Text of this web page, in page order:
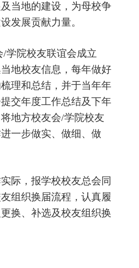
当地的建设，为母校争
发展贡献力量。
/学院校友联谊会成立
地校友信息，每年做好
理和总结，并于当年年
交年度工作总结及下年
地方校友会/学院校友
一步做实、做细、做
实际，报学校校友总会同
组织换届流程，认真履
换、补选及校友组织换